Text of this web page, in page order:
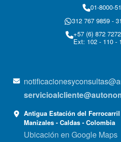
01-8000-
312 767 9859 -
+57 (6) 872
Ext: 102 - 110 -
Antigua Estación del Ferrocarril
Manizales - Caldas - Colombia
Ubicación en Google Maps